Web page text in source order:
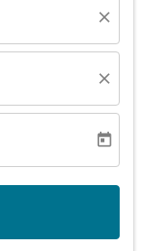
close
close
today